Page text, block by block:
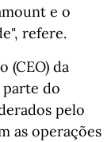
e o
refere.
(CEO) da
parte do
pelo
as operações